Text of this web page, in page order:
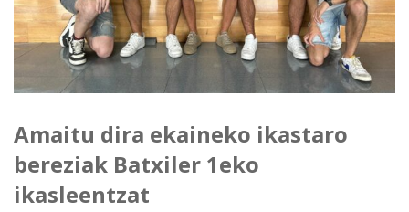
Amaitu dira ekaineko ikastaro
bereziak Batxiler 1eko
ikasleentzat